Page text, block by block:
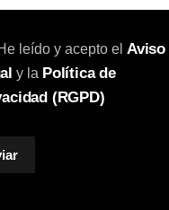
leído y acepto el Aviso
y la Política de
(RGPD)